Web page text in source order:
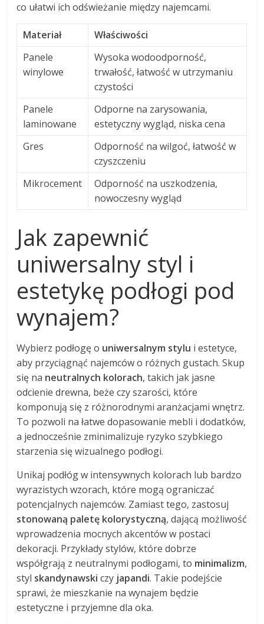
co ułatwi ich odświeżanie między najemcami.
Materiał
Właściwości
Panele
winylowe
Wysoka wodoodporność,
trwałość, łatwość w utrzymaniu
czystości
Panele
laminowane
Odporne na zarysowania,
estetyczny wygląd, niska cena
Gres
Odporność na wilgoć, łatwość w
czyszczeniu
Mikrocement
Odporność na uszkodzenia,
nowoczesny wygląd
Jak zapewnić
uniwersalny styl i
estetykę podłogi pod
wynajem?
Wybierz podłogę o uniwersalnym stylu i estetyce,
aby przyciągnąć najemców o różnych gustach. Skup
się na neutralnych kolorach, takich jak jasne
odcienie drewna, beże czy szarości, które
komponują się z różnorodnymi aranżacjami wnętrz.
To pozwoli na łatwe dopasowanie mebli i dodatków,
a jednocześnie zminimalizuje ryzyko szybkiego
starzenia się wizualnego podłogi.
Unikaj podłóg w intensywnych kolorach lub bardzo
wyrazistych wzorach, które mogą ograniczać
potencjalnych najemców. Zamiast tego, zastosuj
stonowaną paletę kolorystyczną, dającą możliwość
wprowadzenia mocnych akcentów w postaci
dekoracji. Przykłady stylów, które dobrze
współgrają z neutralnymi podłogami, to minimalizm,
styl skandynawski czy japandi. Takie podejście
sprawi, że mieszkanie na wynajem będzie
estetyczne i przyjemne dla oka.